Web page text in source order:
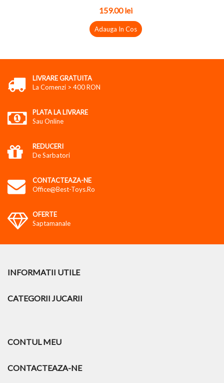
159.00 lei
Adauga In Cos
LIVRARE GRATUITA
La Comenzi > 400 RON
PLATA LA LIVRARE
Sau Online
REDUCERI
De Sarbatori
CONTACTEAZA-NE
Office@best-Toys.ro
OFERTE
Saptamanale
INFORMATII UTILE
CATEGORII JUCARII
CONTUL MEU
CONTACTEAZA-NE